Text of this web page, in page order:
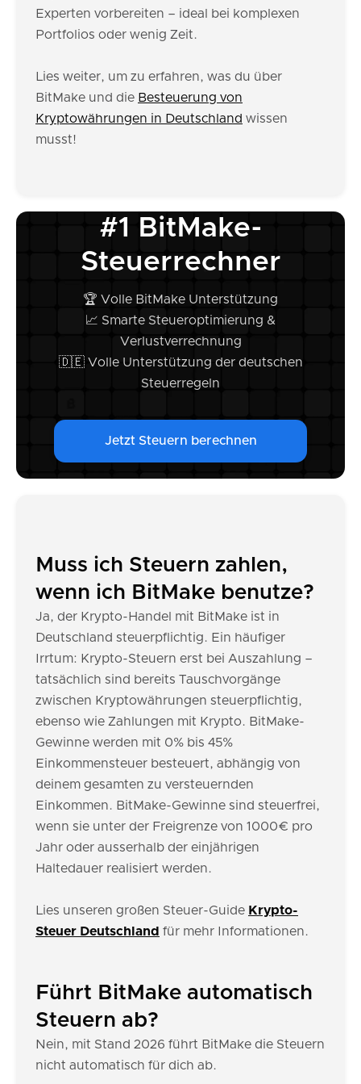
Experten vorbereiten – ideal bei komplexen
Portfolios oder wenig Zeit.
Lies weiter, um zu erfahren, was du über
BitMake und die Besteuerung von
Kryptowährungen in Deutschland wissen
musst!
#1 BitMake-
Steuerrechner
🏆 Volle BitMake Unterstützung
📈 Smarte Steueroptimierung &
Verlustverrechnung
🇩🇪 Volle Unterstützung der deutschen
Steuerregeln
Jetzt Steuern berechnen
Muss ich Steuern zahlen,
wenn ich BitMake benutze?
Ja, der Krypto-Handel mit BitMake ist in
Deutschland steuerpflichtig. Ein häufiger
Irrtum: Krypto-Steuern erst bei Auszahlung –
tatsächlich sind bereits Tauschvorgänge
zwischen Kryptowährungen steuerpflichtig,
ebenso wie Zahlungen mit Krypto. BitMake-
Gewinne werden mit 0% bis 45%
Einkommensteuer besteuert, abhängig von
deinem gesamten zu versteuernden
Einkommen. BitMake-Gewinne sind steuerfrei,
wenn sie unter der Freigrenze von 1000€ pro
Jahr oder ausserhalb der einjährigen
Haltedauer realisiert werden.
Lies unseren großen Steuer-Guide Krypto-
Steuer Deutschland für mehr Informationen.
Führt BitMake automatisch
Steuern ab?
Nein, mit Stand 2026 führt BitMake die Steuern
nicht automatisch für dich ab.